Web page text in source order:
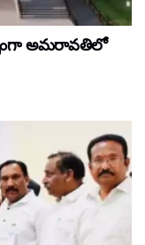
అమరావతిలో